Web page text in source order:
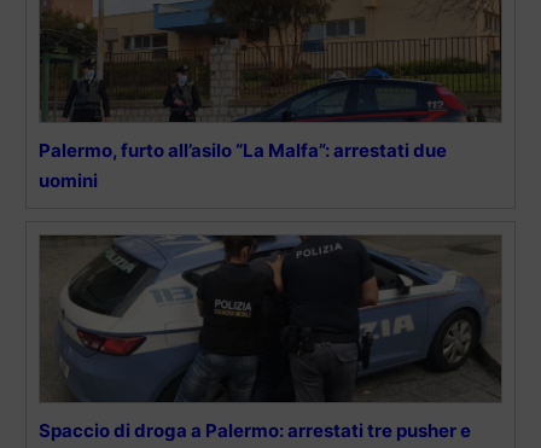
Palermo, furto all’asilo “La Malfa”: arrestati due
uomini
Spaccio di droga a Palermo: arrestati tre pusher e